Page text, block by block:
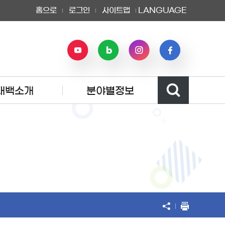
홈으로 로그인 사이트맵 LANGUAGE
백소개 분야별정보